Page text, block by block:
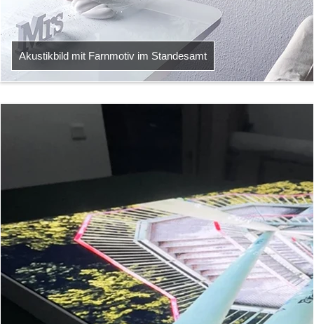
Akustikbild mit Farnmotiv im Standesamt